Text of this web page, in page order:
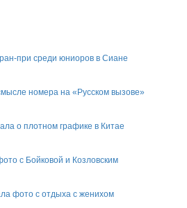
при среди юниоров в Сиане
номера на «Русском вызове»
о плотном графике в Китае
с Бойковой и Козловским
фото с отдыха с женихом